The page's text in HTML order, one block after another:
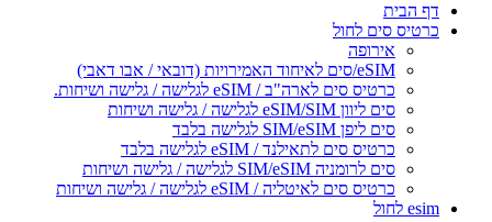
דף הבית
כרטיס סים לחול
אירופה
eSIM/סים לאיחוד האמירויות (דובאי / אבו דאבי)
כרטיס סים לארה"ב / eSIM לגלישה / גלישה ושיחות.
סים ליוון eSIM/SIM לגלישה / גלישה ושיחות
סים ליפן SIM/eSIM לגלישה בלבד
כרטיס סים לתאילנד / eSIM לגלישה בלבד
סים לרומניה SIM/eSIM לגלישה / גלישה ושיחות
כרטיס סים לאיטליה / eSIM לגלישה / גלישה ושיחות
esim לחול